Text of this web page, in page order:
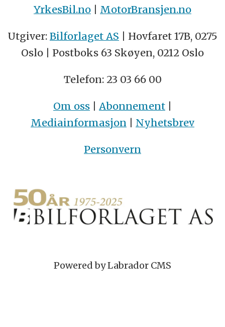
YrkesBil.no | MotorBransjen.no
Utgiver: Bilforlaget AS | Hovfaret 17B, 0275
Oslo | Postboks 63 Skøyen, 0212 Oslo
Telefon: 23 03 66 00
Om oss | Abonnement |
Mediainformasjon | Nyhetsbrev
Personvern
Powered by Labrador CMS